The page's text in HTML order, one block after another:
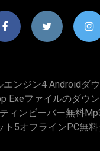
エンジン4 Androidダ
Exeファイルのダウ
ィンビーバー無料
ト5オフラインPC無